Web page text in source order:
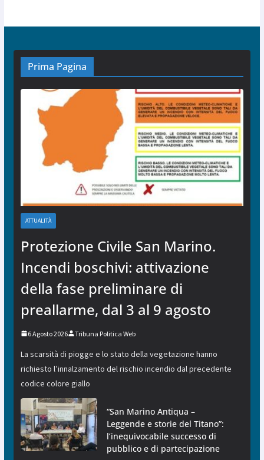
Prima Pagina
ATTUALITÀ
Protezione Civile San Marino.
Incendi boschivi: attivazione
della fase preliminare di
preallarme, dal 3 al 9 agosto
6 Agosto 2026 Tribuna Politica Web
La scarsità di piogge e lo stato della vegetazione hanno
richiesto l’innalzamento del rischio incendio dal precedente
codice colore giallo
“San Marino Antiqua –
Leggende e storie del Titano”:
l’inequivocabile successo di
pubblico e di partecipazione